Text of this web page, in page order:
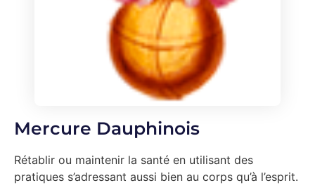
Mercure Dauphinois
Rétablir ou maintenir la santé en utilisant des
pratiques s’adressant aussi bien au corps qu’à l’esprit.